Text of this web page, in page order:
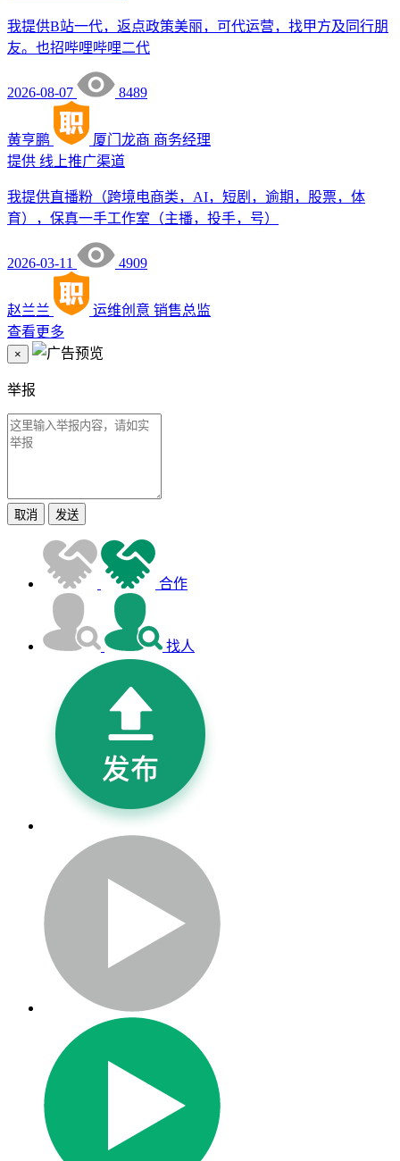
我提供B站一代，返点政策美丽，可代运营，找甲方及同行朋
友。也招哔哩哔哩二代
2026-08-07 8489
黄亨鹏 厦门龙商 商务经理
提供 线上推广渠道
我提供直播粉（跨境电商类，AI，短剧，逾期，股票，体
育），保真一手工作室（主播，投手，号）
2026-03-11 4909
赵兰兰 运维创意 销售总监
查看更多
×
举报
取消 发送
合作
找人